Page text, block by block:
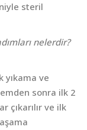
steril
nelerdir?
yıkama ve
sonra ilk 2
çıkarılır ve ilk